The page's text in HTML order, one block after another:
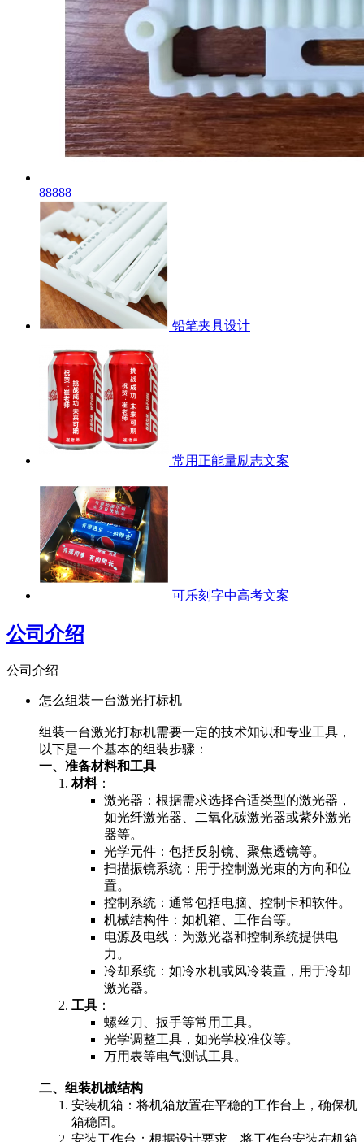
88888
铅笔夹具设计
常用正能量励志文案
可乐刻字中高考文案
公司介绍
公司介绍
怎么组装一台激光打标机
组装一台激光打标机需要一定的技术知识和专业工具，
以下是一个基本的组装步骤：
一、准备材料和工具
材料：
激光器：根据需求选择合适类型的激光器，
如光纤激光器、二氧化碳激光器或紫外激光
器等。
光学元件：包括反射镜、聚焦透镜等。
扫描振镜系统：用于控制激光束的方向和位
置。
控制系统：通常包括电脑、控制卡和软件。
机械结构件：如机箱、工作台等。
电源及电线：为激光器和控制系统提供电
力。
冷却系统：如冷水机或风冷装置，用于冷却
激光器。
工具 ：
螺丝刀、扳手等常用工具。
光学调整工具，如光学校准仪等。
万用表等电气测试工具。
二、组装机械结构
安装机箱：将机箱放置在平稳的工作台上，确保机
箱稳固。